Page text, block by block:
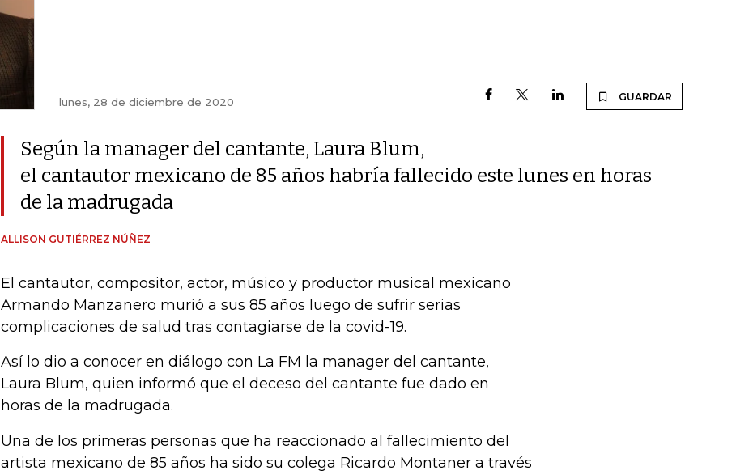
lunes, 28 de diciembre de 2020 GUARDAR
Según la manager del cantante, Laura Blum,
el cantautor mexicano de 85 años habría fallecido este lunes en horas
de la madrugada
ALLISON GUTIÉRREZ NÚÑEZ
El cantautor, compositor, actor, músico y productor musical mexicano
Armando Manzanero murió a sus 85 años luego de sufrir serias
complicaciones de salud tras contagiarse de la covid-19.
Así lo dio a conocer en diálogo con La FM la manager del cantante,
Laura Blum, quien informó que el deceso del cantante fue dado en
horas de la madrugada.
Una de los primeras personas que ha reaccionado al fallecimiento del
artista mexicano de 85 años ha sido su colega Ricardo Montaner a través